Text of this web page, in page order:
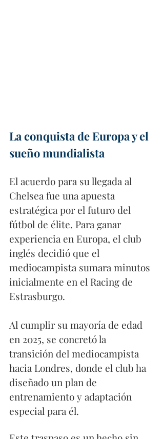
La conquista de Europa y el
sueño mundialista
El acuerdo para su llegada al
Chelsea fue una apuesta
estratégica por el futuro del
fútbol de élite. Para ganar
experiencia en Europa, el club
inglés decidió que el
mediocampista sumara minutos
inicialmente en el Racing de
Estrasburgo.
Al cumplir su mayoría de edad
en 2025, se concretó la
transición del mediocampista
hacia Londres, donde el club ha
diseñado un plan de
entrenamiento y adaptación
especial para él.